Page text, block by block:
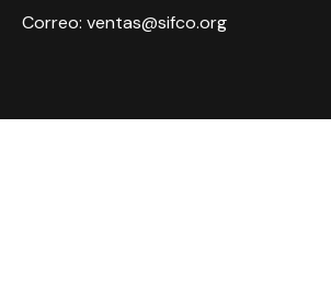
Correo: ventas@sifco.org